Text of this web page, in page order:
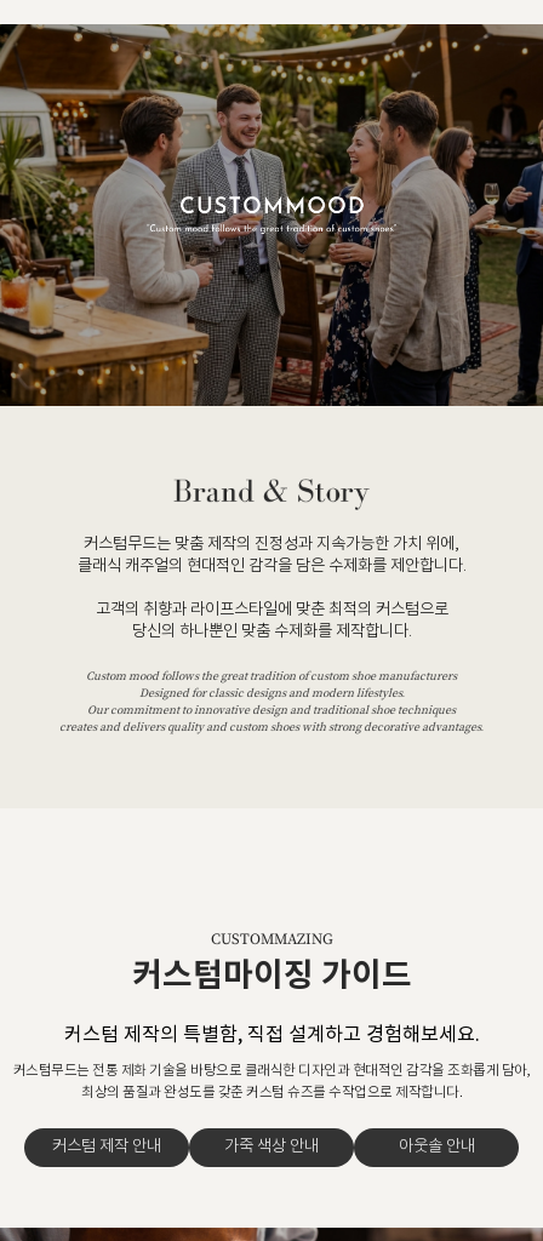
커스텀무드는 맞춤 제작의 진정성과 지속가능한 가치 위에,
클래식 캐주얼의 현대적인 감각을 담은 수제화를 제안합니다.
고객의 취향과 라이프스타일에 맞춘 최적의 커스텀으로
당신의 하나뿐인 맞춤 수제화를 제작합니다.
Custom mood follows the great tradition of custom shoe manufacturers
Designed for classic designs and modern lifestyles.
Our commitment to innovative design and traditional shoe techniques
creates and delivers quality and custom shoes with strong decorative advantages.
CUSTOMMAZING
커스텀마이징 가이드
커스텀 제작의 특별함, 직접 설계하고 경험해보세요.
커스텀무드는 전통 제화 기술을 바탕으로 클래식한 디자인과 현대적인 감각을 조화롭게 담아,
최상의 품질과 완성도를 갖춘 커스텀 슈즈를 수작업으로 제작합니다.
커스텀 제작 안내 가죽 색상 안내 아웃솔 안내